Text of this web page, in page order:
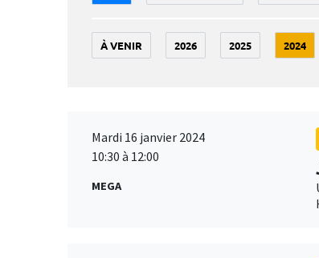
À VENIR 2026 2025 2024
Mardi 16 janvier 2024
10:30 à 12:00
MEGA